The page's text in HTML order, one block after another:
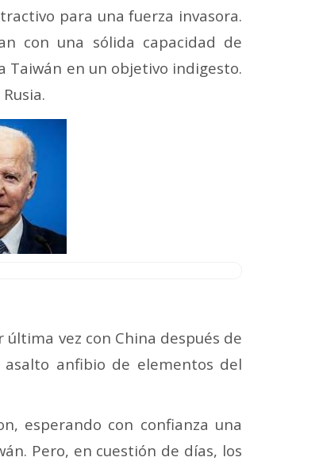
para una fuerza invasora.
con una sólida capacidad de
Taiwán en un objetivo indigesto.
vez con China después de
anfibio de elementos del
esperando con confianza una
Pero, en cuestión de días, los